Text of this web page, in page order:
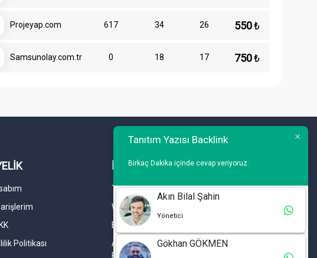
Projeyap.com 617 34 26 550₺
Samsunolay.com.tr 0 18 17 750₺
Politikası
İLETİŞİM
Telefon : 0 212 461 75 87
WhatsApp : 0 212 461 75 87
E-mail :info@tanitimyazisi.com.tr
Adres : Merkez Mh. DeğirmenBahçe Cd. A1 A
Blok D : 19 Kat :1 İstwest Rezidans
Tanıtım Yazısı Backlink
Birkaç Dakika içinde cevap veriyoruz.
Akın Bilal Şahin
Yönetici
Gökhan GÖKMEN